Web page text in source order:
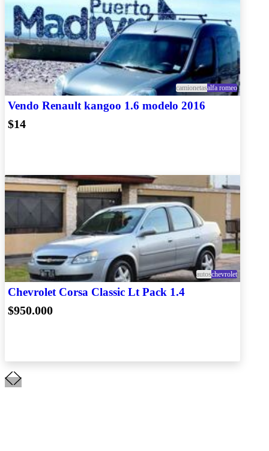
camionetasalfa romeo
Vendo Renault kangoo 1.6 modelo 2016
$14
autoschevrolet
Chevrolet Corsa Classic Lt Pack 1.4
$950.000